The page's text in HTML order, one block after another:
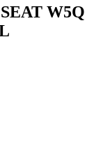
W5Q